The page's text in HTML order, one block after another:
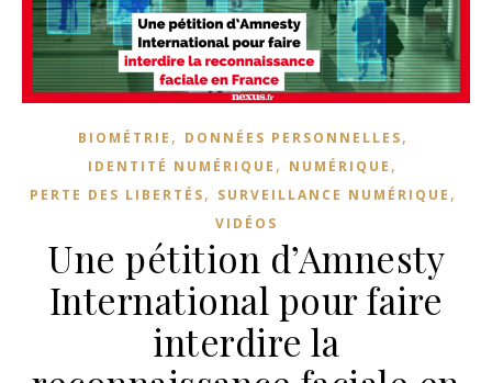
BIOMÉTRIE , DONNÉES PERSONNELLES,
IDENTITÉ NUMÉRIQUE , NUMÉRIQUE ,
PERTE DES LIBERTÉS, SURVEILLANCE NUMÉRIQUE ,
VIDÉOS
Une pétition d’Amnesty
International pour faire
interdire la